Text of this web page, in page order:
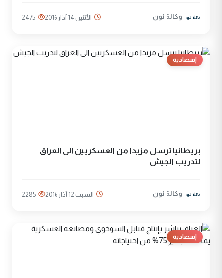
وكالة نون الأثنين 14 آذار 2016 2475
إقتصادية
بريطانيا ترسل مزيدا من العسكريين الى العراق
لتدريب الجيش
وكالة نون السبت 12 آذار 2016 2285
إقتصادية